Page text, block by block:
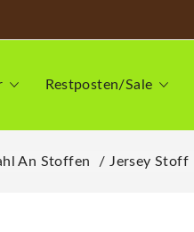
Restposten/Sale
An Stoffen Jersey Stoff